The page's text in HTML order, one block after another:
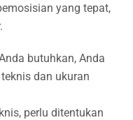
yang tepat,
butuhkan, Anda
dan ukuran
perlu ditentukan